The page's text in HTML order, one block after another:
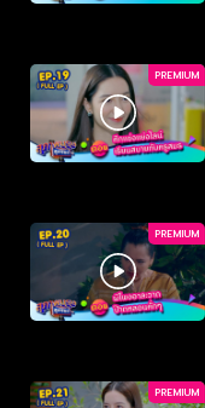
PREMIUM
PREMIUM
PREMIUM